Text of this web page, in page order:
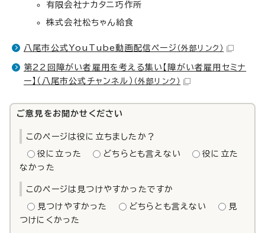
有限会社ナカタニ巧作所
株式会社松ちゃん給食
八尾市公式YouTube動画配信ページ （外部リンク）
第22回障がい者雇用を考える集い【障がい者雇用セミナ
ー】（八尾市公式チャンネル） （外部リンク）
ご意見をお聞かせください
このページは役に立ちましたか？
役に立った どちらとも言えない
役に立た
なかった
このページは見つけやすかったですか
見つけやすかった どちらとも言えない
見
つけにくかった